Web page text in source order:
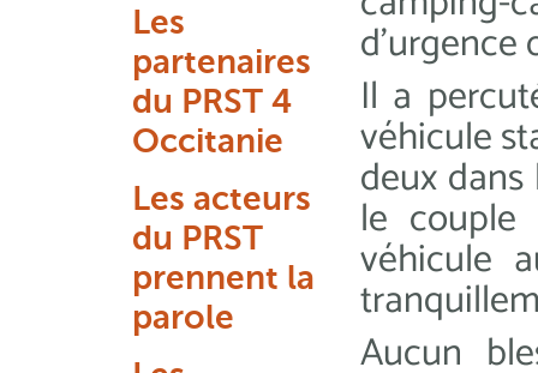
Les
partenaires
du PRST 4
Occitanie
Les acteurs
du PRST
prennent la
parole
Il a
véhicule
deux
le
véhicule
Aucun